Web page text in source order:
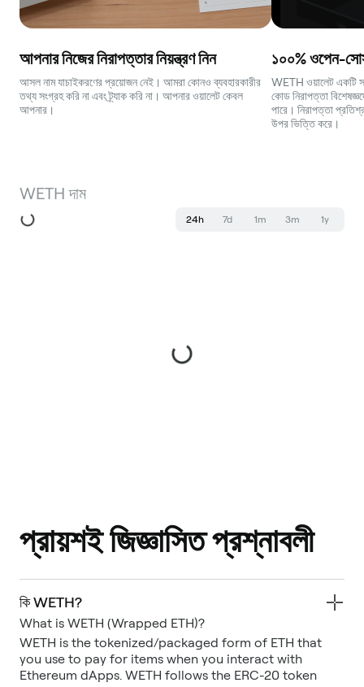
আপনার নিজের নিরাপত্তার নিয়ন্ত্রণ নিন
আসল নাম যাচাইকরণের প্রয়োজন নেই। আমরা কোনও ব্যবহারকারীর
তথ্য সংগ্রহ করি না এবং ট্র্যাক করি না। আপনার ওয়ালেট কেবল
আপনার।
১০০% ওপেন-
WETH ওয়ালেট একটি
কোড নিরাপত্তা
পারে। নিরাপত্তা
উপর ভিত্তি করে।
WETH দাম
24h 7d 1m 3m 1y
প্রায়শই জিজ্ঞাসিত প্রশ্নাবলী
কি WETH?
WETH is the tokenized/packaged form of ETH that
you use to pay for items when you interact with
Ethereum dApps. WETH follows the ERC-20 token